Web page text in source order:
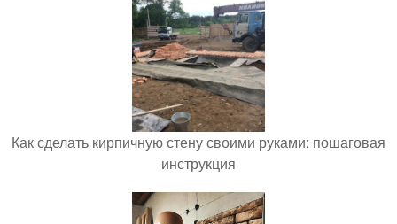
Как сделать кирпичную стену своими руками: пошаговая
инструкция